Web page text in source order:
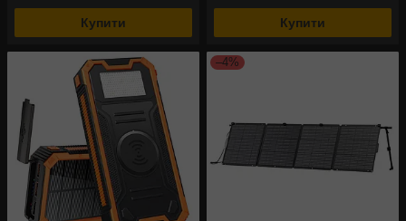
Купити Купити
–4%